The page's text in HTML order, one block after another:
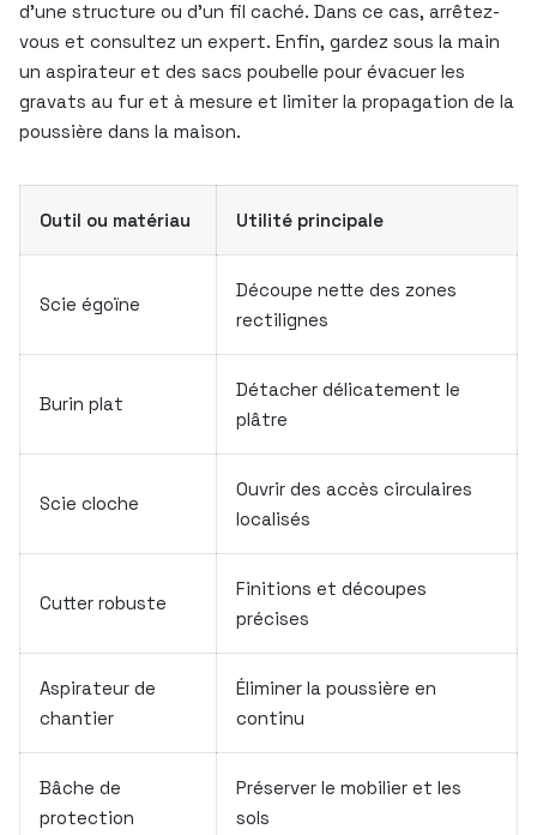
d’une structure ou d’un fil caché. Dans ce cas, arrêtez-
vous et consultez un expert. Enfin, gardez sous la main
un aspirateur et des sacs poubelle pour évacuer les
gravats au fur et à mesure et limiter la propagation de la
poussière dans la maison.
Outil ou matériau Utilité principale
Scie égoïne
Découpe nette des zones
rectilignes
Burin plat
Détacher délicatement le
plâtre
Scie cloche
Ouvrir des accès circulaires
localisés
Cutter robuste
Finitions et découpes
précises
Aspirateur de
chantier
Éliminer la poussière en
continu
Bâche de
protection
Préserver le mobilier et les
sols